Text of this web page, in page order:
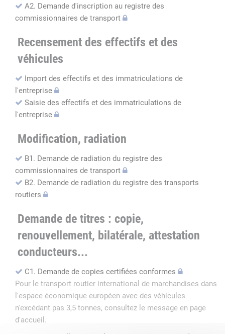
A2. Demande d'inscription au registre des
commissionnaires de transport
Recensement des effectifs et des
véhicules
Import des effectifs et des immatriculations de
l'entreprise
Saisie des effectifs et des immatriculations de
l'entreprise
Modification, radiation
B1. Demande de radiation du registre des
commissionnaires de transport
B2. Demande de radiation du registre des transports
routiers
Demande de titres : copie,
renouvellement, bilatérale, attestation
conducteurs...
C1. Demande de copies certifiées conformes
Pour le transport routier international de marchandises dans
l'espace économique européen avec des véhicules
n'excédant pas 3,5 tonnes, consultez le message en page
d'accueil.